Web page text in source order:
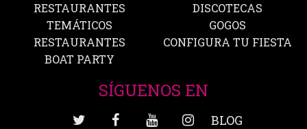
RESTAURANTES
TEMÁTICOS
RESTAURANTES
BOAT PARTY
DISCOTECAS
GOGOS
CONFIGURA TU FIESTA
SÍGUENOS EN
BLOG